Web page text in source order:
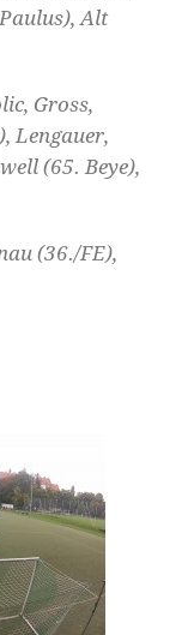
Alt
Gross,
Lengauer,
(65. Beye),
(36./FE),